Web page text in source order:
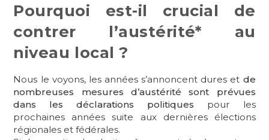
Pourquoi est-il crucial de
contrer l’austérité* au
niveau local ?
Nous le voyons, les années s’annoncent dures et de
nombreuses mesures d’austérité sont prévues
dans les déclarations politiques pour les
prochaines années suite aux dernières élections
régionales et fédérales.